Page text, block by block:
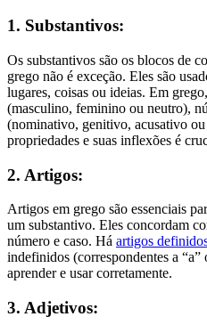
1. Substantivos:
Os substantivos são os blocos de
grego não é exceção. Eles são
lugares, coisas ou ideias. Em
(masculino, feminino ou neutro),
(nominativo, genitivo, acusativo
propriedades e suas inflexões é
2. Artigos:
Artigos em grego são essenciais
um substantivo. Eles concordam
número e caso. Há artigos
indefinidos (correspondentes a “a”
aprender e usar corretamente.
3. Adjetivos: